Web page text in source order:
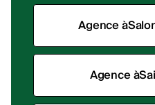
Agence à
Agence à